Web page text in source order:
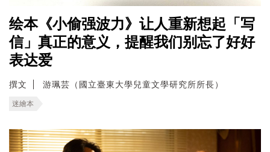
绘本《小偷强波力》让人重新想起「写
信」真正的意义，提醒我们别忘了好好
表达爱
撰文 游珮芸（國立臺東大學兒童文學研究所所長）
迷繪本